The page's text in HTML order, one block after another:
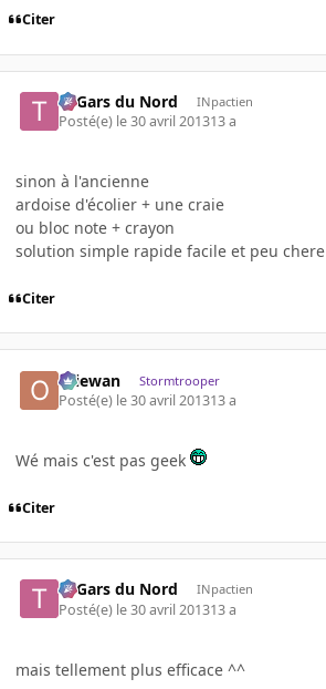
Citer
Ti Gars du Nord INpactien
Posté(e) le 30 avril 201313 a
sinon à l'ancienne
ardoise d'écolier + une craie
ou bloc note + crayon
solution simple rapide facile et peu chere
Citer
Oliewan Stormtrooper
Posté(e) le 30 avril 201313 a
Wé mais c'est pas geek
Citer
Ti Gars du Nord INpactien
Posté(e) le 30 avril 201313 a
mais tellement plus efficace ^^